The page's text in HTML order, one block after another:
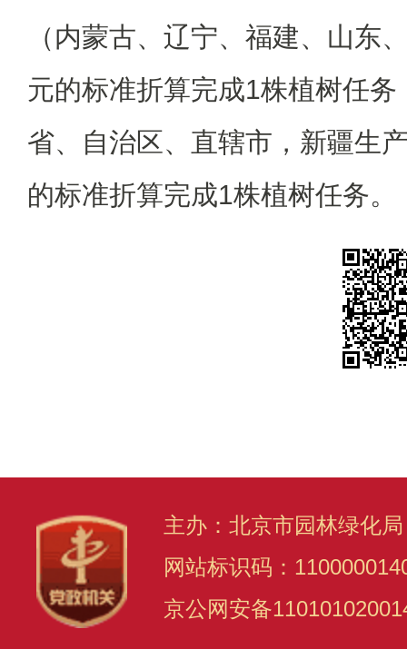
（内蒙古、辽宁、福建、山东
元的标准折算完成1株植树任
省、自治区、直辖市，新疆生
的标准折算完成1株植树任务。
主办：北京市园林绿化
网站标识码：
京公网安备